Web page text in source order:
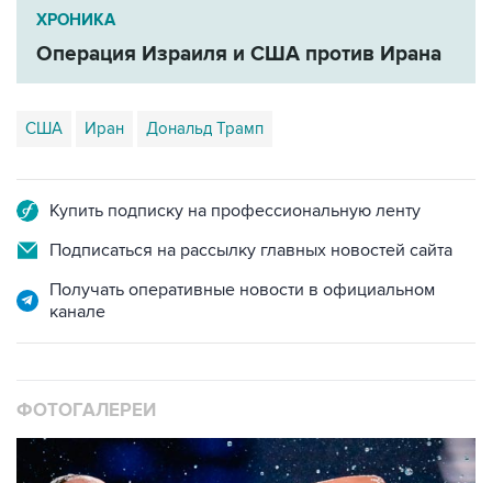
ХРОНИКА
Операция Израиля и США против Ирана
США Иран Дональд Трамп
Купить подписку на профессиональную ленту
Подписаться на рассылку главных новостей сайта
Получать оперативные новости в официальном
канале
ФОТОГАЛЕРЕИ